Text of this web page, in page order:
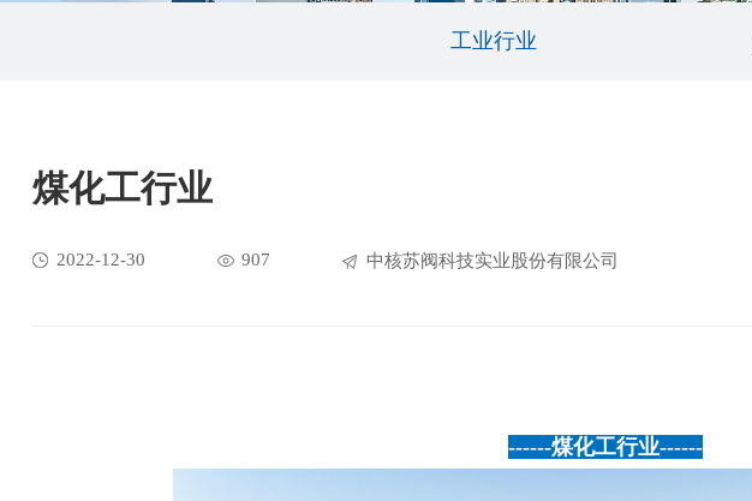
工业行业
煤化工行业
2022-12-30 907 中核苏阀科技实业股份有限公司
------煤化工行业------